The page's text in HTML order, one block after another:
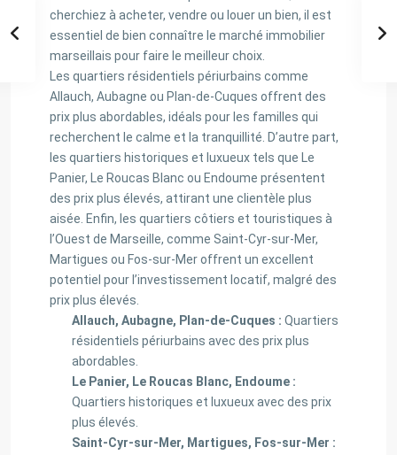
cherchiez à acheter, vendre ou louer un bien, il est
essentiel de bien connaître le marché immobilier
marseillais pour faire le meilleur choix.
Les quartiers résidentiels périurbains comme
Allauch, Aubagne ou Plan-de-Cuques offrent des
prix plus abordables, idéals pour les familles qui
recherchent le calme et la tranquillité. D’autre part,
les quartiers historiques et luxueux tels que Le
Panier, Le Roucas Blanc ou Endoume présentent
des prix plus élevés, attirant une clientèle plus
aisée. Enfin, les quartiers côtiers et touristiques à
l’Ouest de Marseille, comme Saint-Cyr-sur-Mer,
Martigues ou Fos-sur-Mer offrent un excellent
potentiel pour l’investissement locatif, malgré des
prix plus élevés.
Allauch, Aubagne, Plan-de-Cuques : Quartiers
résidentiels périurbains avec des prix plus
abordables.
Le Panier, Le Roucas Blanc, Endoume :
Quartiers historiques et luxueux avec des prix
plus élevés.
Saint-Cyr-sur-Mer, Martigues, Fos-sur-Mer :